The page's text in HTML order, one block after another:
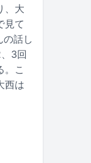
、大
見て
の話し
3回
。こ
西は